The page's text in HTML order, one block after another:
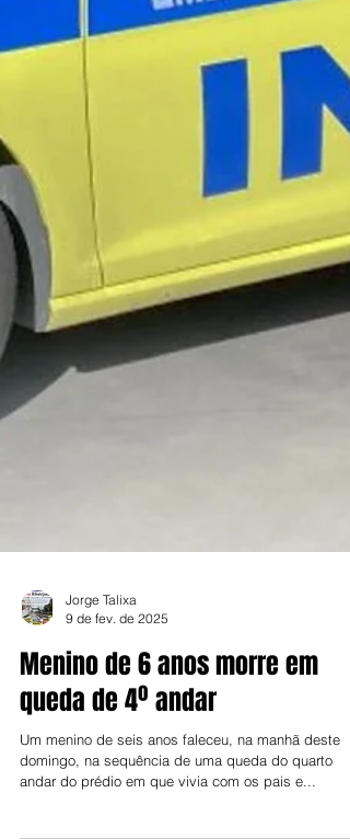
Jorge Talixa
9 de fev. de 2025
Menino de 6 anos morre em